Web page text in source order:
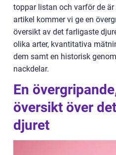
toppar listan och varför de
artikel kommer vi ge en
översikt av det farligaste
olika arter, kvantitativa
dem samt en historisk
nackdelar.
En
översikt över
djuret